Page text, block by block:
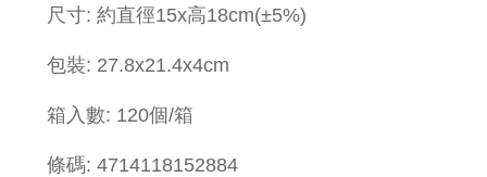
尺寸: 約直徑15x高18cm(±5%)
包裝: 27.8x21.4x4cm
箱入數: 120個/箱
條碼: 4714118152884